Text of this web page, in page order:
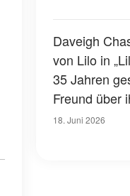
Daveigh
von Lilo in
35 Jahren
Freund über
verriet
18. Juni 2026